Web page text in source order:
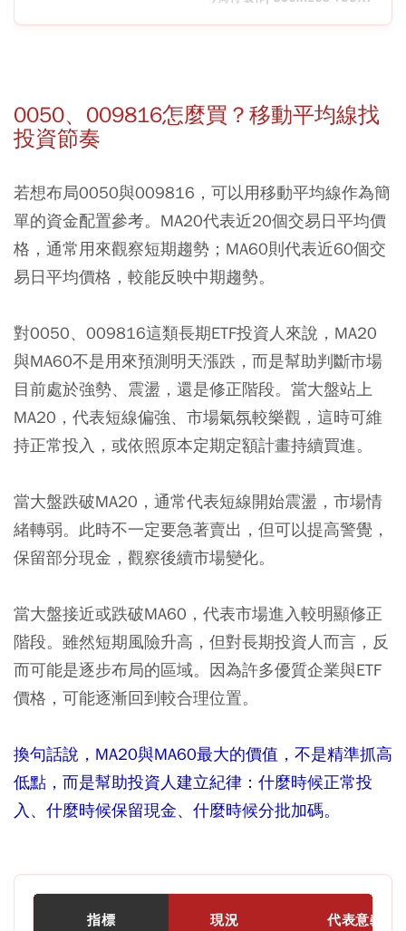
0050、009816怎麼買？移動平均線找
投資節奏
若想布局0050與009816，可以用移動平均線作為簡
單的資金配置參考。MA20代表近20個交易日平均價
格，通常用來觀察短期趨勢；MA60則代表近60個交
易日平均價格，較能反映中期趨勢。
對0050、009816這類長期ETF投資人來說，MA20
與MA60不是用來預測明天漲跌，而是幫助判斷市場
目前處於強勢、震盪，還是修正階段。當大盤站上
MA20，代表短線偏強、市場氣氛較樂觀，這時可維
持正常投入，或依照原本定期定額計畫持續買進。
當大盤跌破MA20，通常代表短線開始震盪，市場情
緒轉弱。此時不一定要急著賣出，但可以提高警覺，
保留部分現金，觀察後續市場變化。
當大盤接近或跌破MA60，代表市場進入較明顯修正
階段。雖然短期風險升高，但對長期投資人而言，反
而可能是逐步布局的區域。因為許多優質企業與ETF
價格，可能逐漸回到較合理位置。
換句話說，MA20與MA60最大的價值，不是精準抓高
低點，而是幫助投資人建立紀律：什麼時候正常投
入、什麼時候保留現金、什麼時候分批加碼。
指標 現況 代表意義